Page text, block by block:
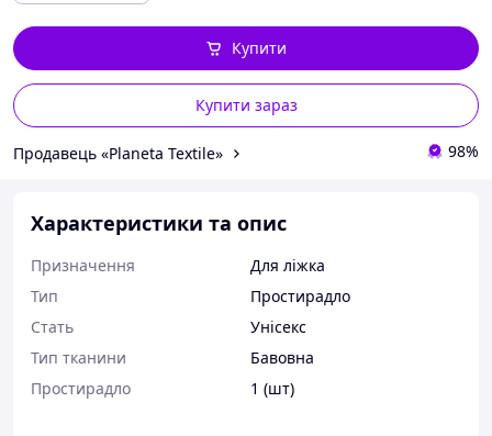
Купити зараз
Купити
Продавець «Planeta Textile» 98%
Характеристики та опис
Призначення
Для ліжка
Тип
Простирадло
Стать
Унісекс
Тип тканини
Бавовна
Простирадло
1 (шт)